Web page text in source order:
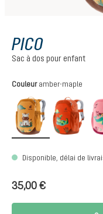
PICO
Sac à dos pour enfant
Sélectionnez
Couleur amber-maple
amber-maple
Disponible, délai de
35,00 €